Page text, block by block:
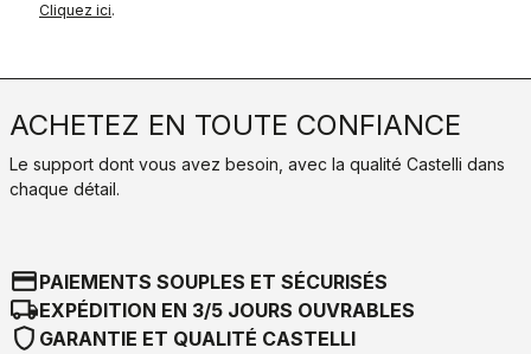
Cliquez ici.
ACHETEZ EN TOUTE CONFIANCE
Le support dont vous avez besoin, avec la qualité Castelli dans
chaque détail.
credit_cardPAIEMENTS SOUPLES ET SÉCURISÉS
local_shippingEXPÉDITION EN 3/5 JOURS OUVRABLES
shield GARANTIE ET QUALITÉ CASTELLI